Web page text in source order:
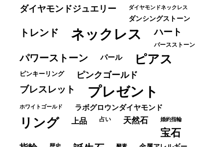
ダイヤモンドジュエリー ダイヤモンドネックレス
ダンシングストーン
トレンド ネックレス ハート
バースストーン
パワーストーン パール ピアス
ピンキーリング ピンクゴールド
ブレスレット プレゼント
ホワイトゴールド ラボグロウンダイヤモンド
リング 上品 占い 天然石 婚約指輪
宝石